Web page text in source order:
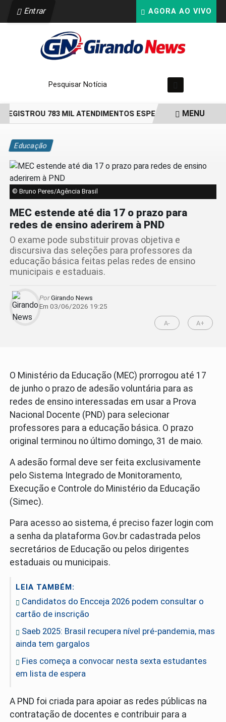
Entrar AGORA AO VIVO
Pesquisar Notícia
783 MIL ATENDIMENTOS ESPECIALIZADOS À
MENU
Educação
© Bruno Peres/Agência Brasil
MEC estende até dia 17 o prazo para
redes de ensino aderirem à PND
O exame pode substituir provas objetiva e
discursiva das seleções para professores da
educação básica feitas pelas redes de ensino
municipais e estaduais.
PorGirando News
Em 03/06/2026 19:25
A- A+
O Ministério da Educação (MEC) prorrogou até 17
de junho o prazo de adesão voluntária para as
redes de ensino interessadas em usar a Prova
Nacional Docente (PND) para selecionar
professores para a educação básica. O prazo
original terminou no último domingo, 31 de maio.
A adesão formal deve ser feita exclusivamente
pelo Sistema Integrado de Monitoramento,
Execução e Controle do Ministério da Educação
(Simec).
Para acesso ao sistema, é preciso fazer login com
a senha da plataforma Gov.br cadastrada pelos
secretários de Educação ou pelos dirigentes
estaduais ou municipais.
LEIA TAMBÉM:
Candidatos do Encceja 2026 podem consultar o
cartão de inscrição
Saeb 2025: Brasil recupera nível pré-pandemia, mas
ainda tem gargalos
Fies começa a convocar nesta sexta estudantes
em lista de espera
A PND foi criada para apoiar as redes públicas na
contratação de docentes e contribuir para a